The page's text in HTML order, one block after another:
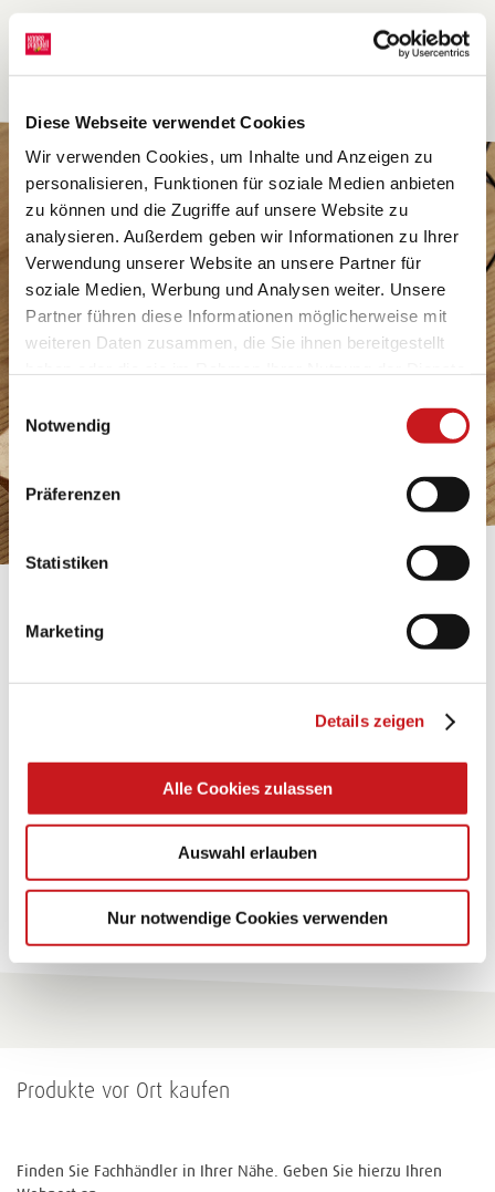
Diese Webseite verwendet Cookies
Wir verwenden Cookies, um Inhalte und Anzeigen zu
personalisieren, Funktionen für soziale Medien anbieten
zu können und die Zugriffe auf unsere Website zu
analysieren. Außerdem geben wir Informationen zu Ihrer
Verwendung unserer Website an unsere Partner für
soziale Medien, Werbung und Analysen weiter. Unsere
Partner führen diese Informationen möglicherweise mit
weiteren Daten zusammen, die Sie ihnen bereitgestellt
Datenschutzhinweisen
mehr darüber, wer wir sind, wie
personenbezogene Daten verarbeiten. Hier geht’s zum
Impressum.
Einwilligungsauswahl
Notwendig
Präferenzen
Statistiken
Marketing
Details zeigen
Alle Cookies zulassen
Auswahl erlauben
Nur notwendige Cookies verwenden
bekleben, bemalen, falten... und für viele
Zum Tipp
Zu allen Tipps
Produkte vor Ort kaufen
Finden Sie Fachhändler in Ihrer Nähe. Geben Sie hierzu Ihren